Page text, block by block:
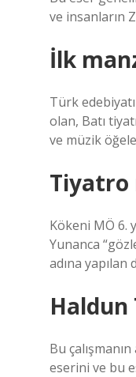
ve insanların
İlk
Türk
olan, Batı
ve müzik
Tiyatro
Kökeni MÖ 6.
Yunanca
adına yapılan
Haldun
Bu
eserini ve bu